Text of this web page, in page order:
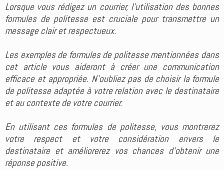
Lorsque vous rédigez un courrier, l'utilisation des bonnes
formules de politesse est cruciale pour transmettre un
message clair et respectueux.
Les exemples de formules de politesse mentionnées dans
cet article vous aideront à créer une communication
efficace et appropriée. N'oubliez pas de choisir la formule
de politesse adaptée à votre relation avec le destinataire
et au contexte de votre courrier.
En utilisant ces formules de politesse, vous montrerez
votre respect et votre considération envers le
destinataire et améliorerez vos chances d'obtenir une
réponse positive.